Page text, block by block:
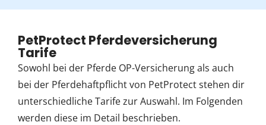
PetProtect Pferdeversicherung
Tarife
Sowohl bei der Pferde OP-Versicherung als auch
bei der Pferdehaftpflicht von PetProtect stehen dir
unterschiedliche Tarife zur Auswahl. Im Folgenden
werden diese im Detail beschrieben.